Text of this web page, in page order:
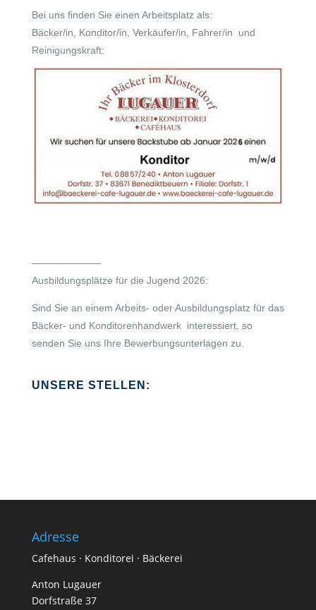
Bei uns finden Sie einen Arbeitsplatz als:
Bäcker/in, Konditor/in, Verkäufer/in, Fahrer/in und
Reinigungskraft:
———————
Ausbildungsplätze für die Jugend 2026:
Sind Sie an einem Arbeits- oder Ausbildungsplatz für das
Bäcker- und Konditorenhandwerk interessiert, so
senden Sie uns Ihre Bewerbungsunterlagen zu.
UNSERE STELLEN:
Adresse
Cafehaus · Konditorei · Bäckerei
Anton Lugauer
Dorfstraße 37